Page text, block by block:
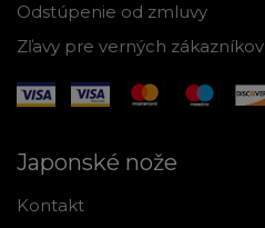
Odstúpenie od zmluvy
Zľavy pre verných zákazníkov
Japonské nože
Kontakt